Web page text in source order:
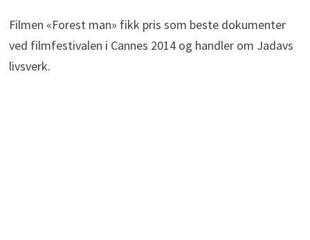
Filmen «Forest man» fikk pris som beste dokumenter
ved filmfestivalen i Cannes 2014 og handler om Jadavs
livsverk.